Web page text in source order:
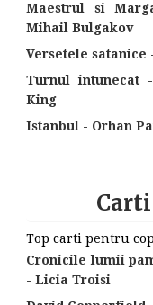
Maestrul si
Mihail Bulgakov
Versetele satanice
Turnul intunecat
King
Istanbul - Orhan
Top carti pentru
Cronicile lumii
- Licia Troisi